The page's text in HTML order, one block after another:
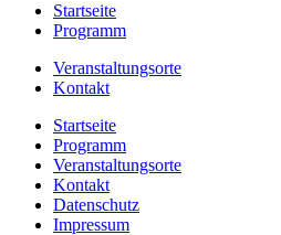
Startseite
Programm
Veranstaltungsorte
Kontakt
Startseite
Programm
Veranstaltungsorte
Kontakt
Datenschutz
Impressum